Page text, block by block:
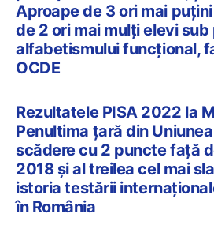
Aproape de 3 ori mai
de 2 ori mai mulți elevi sub
alfabetismului funcțional,
OCDE
Rezultatele PISA 2022 la
Penultima țară din
scădere cu 2 puncte față
2018 și al treilea cel mai
istoria testării
în România